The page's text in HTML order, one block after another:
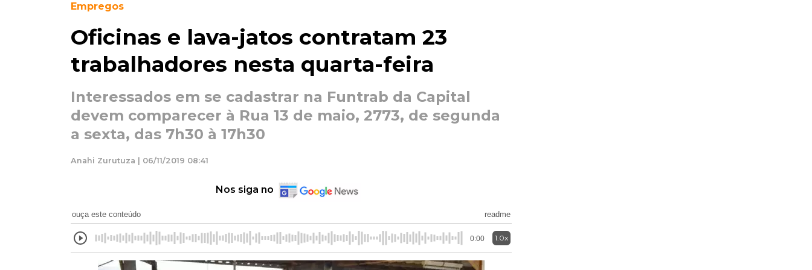
Empregos
Oficinas e lava-jatos contratam 23
trabalhadores nesta quarta-feira
Interessados em se cadastrar na Funtrab da Capital
devem comparecer à Rua 13 de maio, 2773, de segunda
a sexta, das 7h30 à 17h30
Anahi Zurutuza | 06/11/2019 08:41
Nos siga no
ouça este conteúdo readme
0:00 1.0x